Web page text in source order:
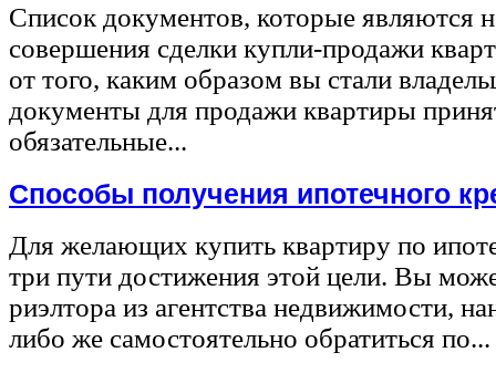
Список документов, которые являются
совершения сделки купли-продажи
от того, каким образом вы стали
документы для продажи квартиры
обязательные...
Способы получения ипотечного
Для желающих купить квартиру по
три пути достижения этой цели. Вы
риэлтора из агентства недвижимости,
либо же самостоятельно обратиться по...